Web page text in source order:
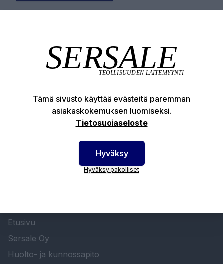
Tekniset edut
Etusivu
Sersale Oy
Huolto- ja kunnossapito
Tämä sivusto käyttää evästeitä paremman
asiakaskokemuksen luomiseksi.
Tietosuojaseloste
Hyväksy
Hyväksy pakolliset